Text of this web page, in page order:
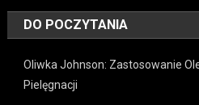
DO POCZYTANIA
Oliwka Johnson: Zastosowanie
Pielęgnacji